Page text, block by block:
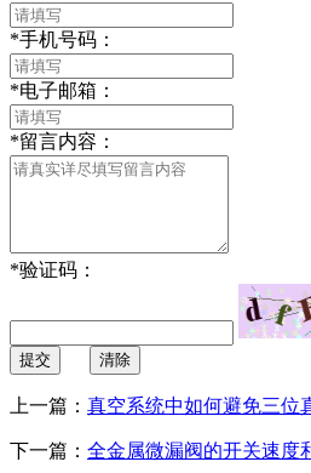
*手机号码：
*电子邮箱：
*留言内容：
*验证码：
提交 清除
上一篇： 真空系统中如何避免三位
下一篇： 全金属微漏阀的开关速度